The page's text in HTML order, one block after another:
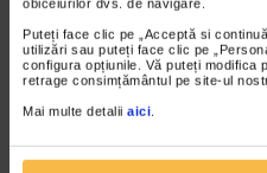
obiceiurilor dvs. de navigare.
Puteți face clic pe „Acceptă si
utilizări sau puteți face clic pe
configura opțiunile. Vă puteți modifica
retrage consimțământul pe site-ul
Mai multe detalii aici.
VIDEO